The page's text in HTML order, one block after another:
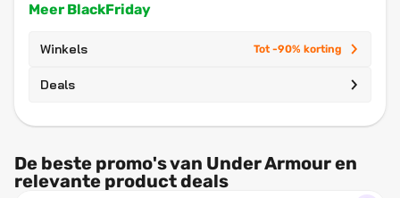
Meer BlackFriday
Winkels Tot -90% korting
Deals
De beste promo's van Under Armour en
relevante product deals